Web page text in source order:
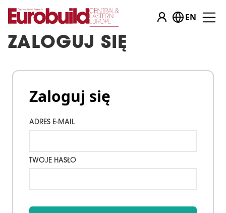
EN
ZALOGUJ SIĘ
Zaloguj się
ADRES E-MAIL
TWOJE HASŁO